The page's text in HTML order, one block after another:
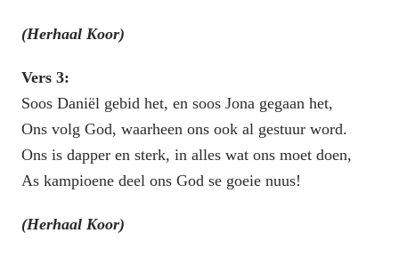
(Herhaal Koor)
Vers 3:
Soos Daniël gebid het, en soos Jona gegaan het,
Ons volg God, waarheen ons ook al gestuur word.
Ons is dapper en sterk, in alles wat ons moet doen,
As kampioene deel ons God se goeie nuus!
(Herhaal Koor)